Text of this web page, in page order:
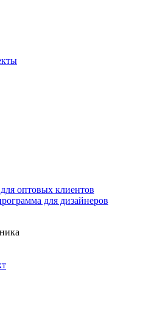
оптовых клиентов
для дизайнеров